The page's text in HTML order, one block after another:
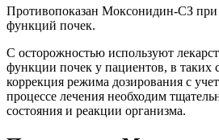
Противопоказан Моксонидин-СЗ
функций почек.
С осторожностью используют
функции почек у пациентов, в таких
коррекция режима дозирования с
процессе лечения необходим
состояния и реакции организма.